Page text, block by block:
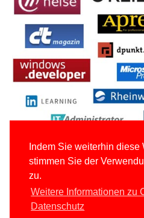
Indem Sie weiterhin diese
stimmen Sie der
zu.
Weitere Informationen zu
Datenschutz